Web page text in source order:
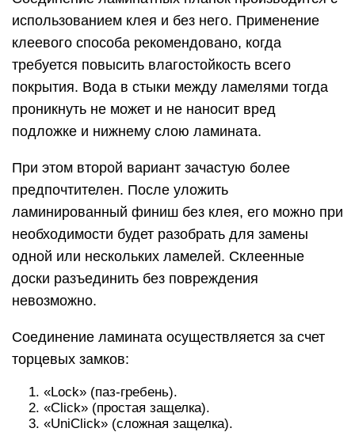
использованием клея и без него. Применение
клеевого способа рекомендовано, когда
требуется повысить влагостойкость всего
покрытия. Вода в стыки между ламелями тогда
проникнуть не может и не наносит вред
подложке и нижнему слою ламината.
При этом второй вариант зачастую более
предпочтителен. После уложить
ламинированный финиш без клея, его можно при
необходимости будет разобрать для замены
одной или нескольких ламелей. Склеенные
доски разъединить без повреждения
невозможно.
Соединение ламината осуществляется за счет
торцевых замков:
«Lock» (паз-гребень).
«Click» (простая защелка).
«UniClick» (сложная защелка).